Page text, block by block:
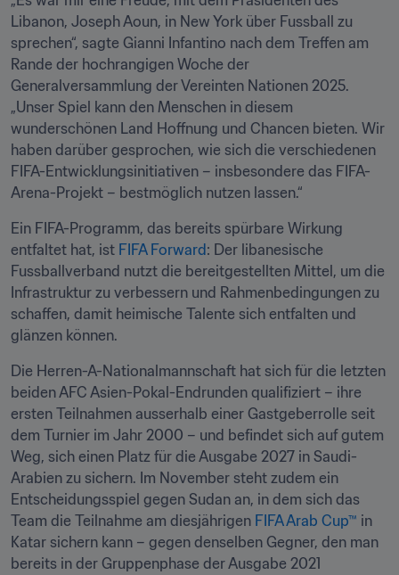
Libanon, Joseph Aoun, in New York über Fussball zu
sprechen“, sagte Gianni Infantino nach dem Treffen am
Rande der hochrangigen Woche der
Generalversammlung der Vereinten Nationen 2025.
„Unser Spiel kann den Menschen in diesem
wunderschönen Land Hoffnung und Chancen bieten. Wir
haben darüber gesprochen, wie sich die verschiedenen
FIFA-Entwicklungsinitiativen – insbesondere das FIFA-
Arena-Projekt – bestmöglich nutzen lassen.“
Ein FIFA-Programm, das bereits spürbare Wirkung
entfaltet hat, ist FIFA Forward : Der libanesische
Fussballverband nutzt die bereitgestellten Mittel, um die
Infrastruktur zu verbessern und Rahmenbedingungen zu
schaffen, damit heimische Talente sich entfalten und
glänzen können.
Die Herren-A-Nationalmannschaft hat sich für die letzten
beiden AFC Asien-Pokal-Endrunden qualifiziert – ihre
ersten Teilnahmen ausserhalb einer Gastgeberrolle seit
dem Turnier im Jahr 2000 – und befindet sich auf gutem
Weg, sich einen Platz für die Ausgabe 2027 in Saudi-
Arabien zu sichern. Im November steht zudem ein
Entscheidungsspiel gegen Sudan an, in dem sich das
Team die Teilnahme am diesjährigen FIFA Arab Cup™ in
Katar sichern kann – gegen denselben Gegner, den man
bereits in der Gruppenphase der Ausgabe 2021